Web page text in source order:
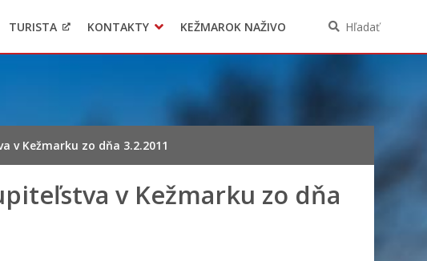
TURISTA KONTAKTY KEŽMAROK NAŽIVO Hľadať
v Kežmarku zo dňa 3.2.2011
v Kežmarku zo dňa